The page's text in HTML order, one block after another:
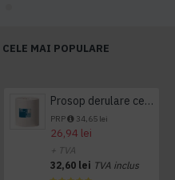
CELE MAI POPULARE
Prosop derulare centrala 1 pliu, 300 m Tork
PRP 34,65 lei
26,94 lei
+ TVA
32,60 lei TVA inclus